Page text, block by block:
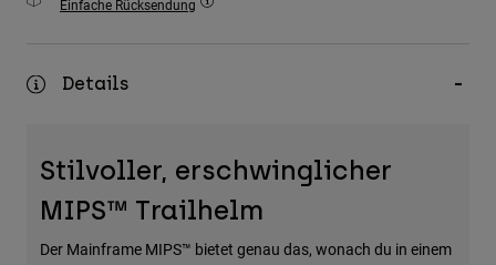
Zubehör
Taschen & Rucksäcke
Alle anzeigen
Einfache Rücksendung
Details
Stilvoller, erschwinglicher
MIPS™ Trailhelm
Der Mainframe MIPS™ bietet genau das, wonach du in einem